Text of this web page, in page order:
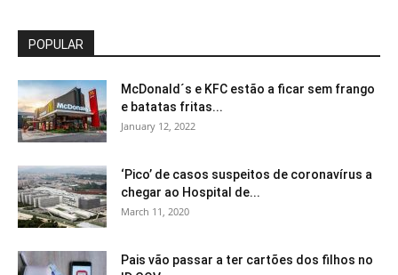
POPULAR
McDonald´s e KFC estão a ficar sem frango
e batatas fritas...
January 12, 2022
‘Pico’ de casos suspeitos de coronavírus a
chegar ao Hospital de...
March 11, 2020
Pais vão passar a ter cartões dos filhos no